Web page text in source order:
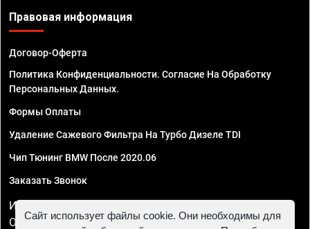
Правовая информация
Договор-Оферта
Политика Конфиденциальности. Согласие На Обработку
Персональных Данных.
Формы Оплаты
Удаление Сажевого Фильтра На Турбо Дизеле TDI
Чип Тюнинг BMW После 2020.06
Заказать Звонок
ИП Смирнов Георгий Павлович. ИНН 781302555843,
ОГРНИП 324470400032610
Сайт использует файлы cookie. Они необходимы для